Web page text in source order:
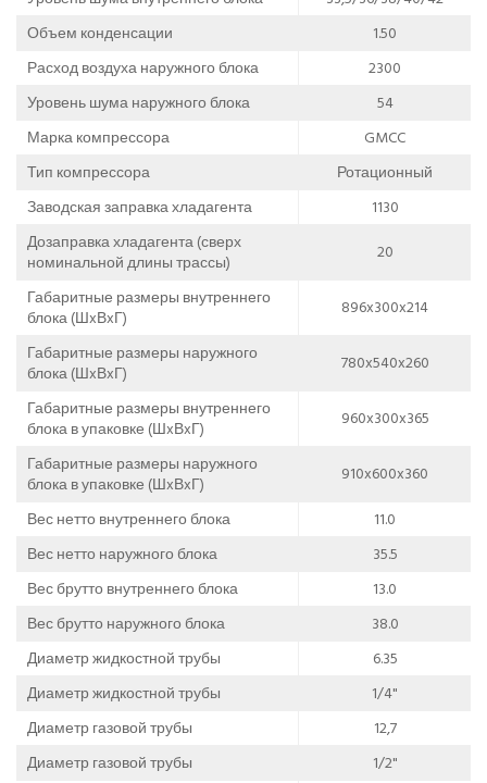
Объем конденсации
1.50
Расход воздуха наружного блока
2300
Уровень шума наружного блока
54
Марка компрессора
GMCC
Тип компрессора
Ротационный
Заводская заправка хладагента
1130
Дозаправка хладагента (сверх
номинальной длины трассы)
20
Габаритные размеры внутреннего
блока (ШxВxГ)
896x300x214
Габаритные размеры наружного
блока (ШxВxГ)
780x540x260
Габаритные размеры внутреннего
блока в упаковке (ШxВxГ)
960x300x365
Габаритные размеры наружного
блока в упаковке (ШxВxГ)
910x600x360
Вес нетто внутреннего блока
11.0
Вес нетто наружного блока
35.5
Вес брутто внутреннего блока
13.0
Вес брутто наружного блока
38.0
Диаметр жидкостной трубы
6.35
Диаметр жидкостной трубы
1/4"
Диаметр газовой трубы
12,7
Диаметр газовой трубы
1/2"